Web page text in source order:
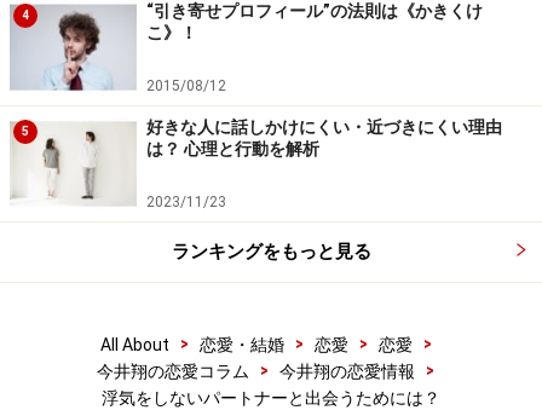
ルなどに対して抱く気持ちも同じです。要は、パートナ
ーがいるべきあなたの心のスペースに、別の人物が居座
っているのです。その状態だと、パートナーはあなたの
心のスペースに入ることはできません。いつまでもあぶ
れているのです。
そうなると、形式上付き合っているけれども、別の異性
があなたのパートナーを狙うという現象が起きます。
「相手が浮気をした！」とあなたは思うかもしれません
はあなたにあるのです。こうした状態を避けたければ、
しっかりと目の前のパートナーと向き合いましょう。
4
“引き寄せプロフィール”の法則は《かきくけ
こ》！
2015/08/12
5
好きな人に話しかけにくい・近づきにくい理由
は？ 心理と行動を解析
2023/11/23
ランキングをもっと見る
All About > 恋愛・結婚 > 恋愛 > 恋愛
>
今井翔の恋愛コラム
> 今井翔の恋愛情報
>
浮気をしないパートナーと出会うためには？